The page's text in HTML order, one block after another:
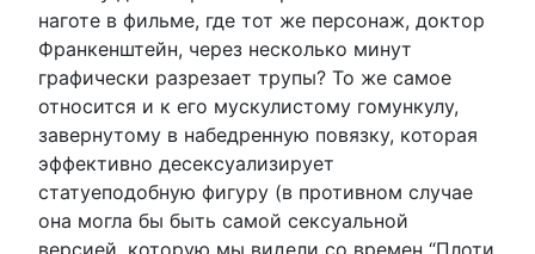
наготе в фильме, где тот же персонаж, доктор
Франкенштейн, через несколько минут
графически разрезает трупы? То же самое
относится и к его мускулистому гомункулу,
завернутому в набедренную повязку, которая
эффективно десексуализирует
статуеподобную фигуру (в противном случае
она могла бы быть самой сексуальной
версией, которую мы видели со времен “Плоти